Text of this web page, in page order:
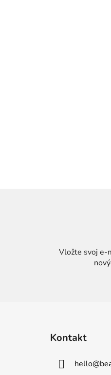
Vložte svoj e-
Kontakt
hello@